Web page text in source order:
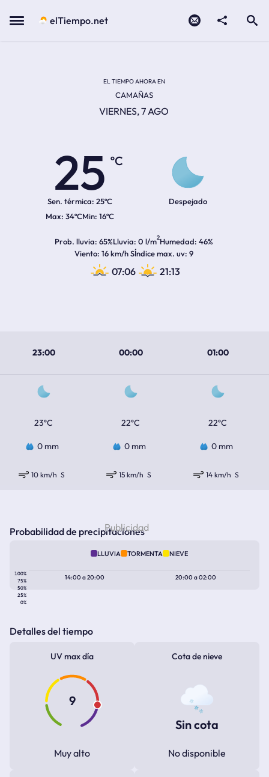
Menu elTiempo.net
EL TIEMPO AHORA EN
CAMAÑAS
VIERNES, 7 AGO
25
ºC
Sen. térmica: 25ºC
34ºC 16ºC
Despejado
Prob. lluvia 65%Lluvia 0 l/m2Humedad 46%
Viento 16 km/h SÍndice max. uv 9
07:06 21:13
23:00 00:00 01:00
23ºC 22ºC 22ºC
0 mm 0 mm 0 mm
10 km/h S 15 km/h S 14 km/h S
Probabilidad de precipitaciones
LLUVIA TORMENTA NIEVE
100%
75%
50%
25%
0%
14:00a20:00 20:00a02:00
Detalles del tiempo
UV max día
9
Muy alto
Cota de nieve
Sin cota
No disponible